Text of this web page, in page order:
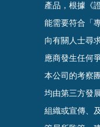
產品，根據《
能需要符合「
向有關人士尋
應商發生任何
本公司的考察
均由第三方發
組織或宣傳、